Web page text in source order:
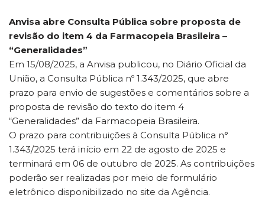
Anvisa abre Consulta Pública sobre proposta de
revisão do item 4 da Farmacopeia Brasileira –
“Generalidades”
Em 15/08/2025, a Anvisa publicou, no Diário Oficial da
União, a Consulta Pública nº 1.343/2025, que abre
prazo para envio de sugestões e comentários sobre a
proposta de revisão do texto do item 4
“Generalidades” da Farmacopeia Brasileira.
O prazo para contribuições à Consulta Pública n°
1.343/2025 terá início em 22 de agosto de 2025 e
terminará em 06 de outubro de 2025. As contribuições
poderão ser realizadas por meio de formulário
eletrônico disponibilizado no site da Agência.